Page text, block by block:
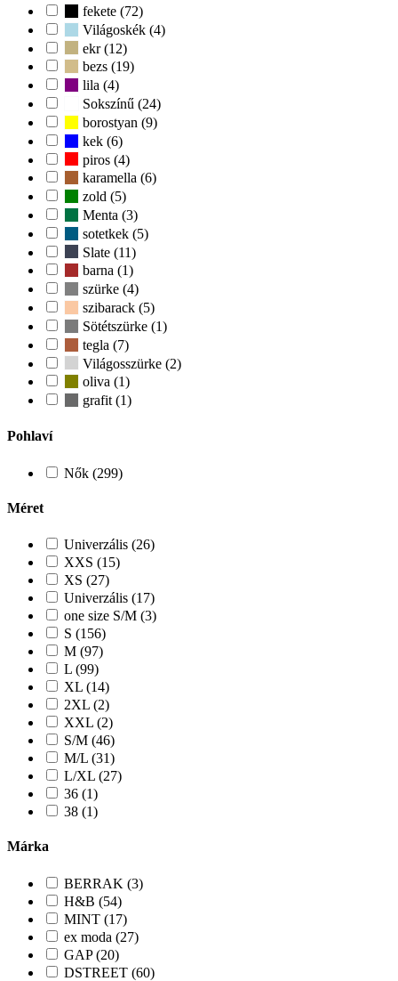
fekete (72)
Világoskék (4)
ekr (12)
bezs (19)
lila (4)
Sokszínű (24)
borostyan (9)
kek (6)
piros (4)
karamella (6)
zold (5)
Menta (3)
sotetkek (5)
Slate (11)
barna (1)
szürke (4)
szibarack (5)
Sötétszürke (1)
tegla (7)
Világosszürke (2)
oliva (1)
grafit (1)
Pohlaví
Nők (299)
Méret
Univerzális (26)
XXS (15)
XS (27)
Univerzális (17)
one size S/M (3)
S (156)
M (97)
L (99)
XL (14)
2XL (2)
XXL (2)
S/M (46)
M/L (31)
L/XL (27)
36 (1)
38 (1)
Márka
BERRAK (3)
H&B (54)
MINT (17)
ex moda (27)
GAP (20)
DSTREET (60)